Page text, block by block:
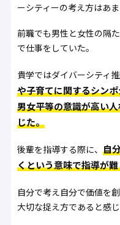
ーシティーの考え方はあ
前職でも男性と女性の隔
で仕事をしていた。
貴学ではダイバーシティ
や子育てに関するシン
男女平等の意識が高い
じた。
後輩を指導する際に、 自
くという意味で指導が
自分で考え自分で価値を
大切な捉え方であると感じ